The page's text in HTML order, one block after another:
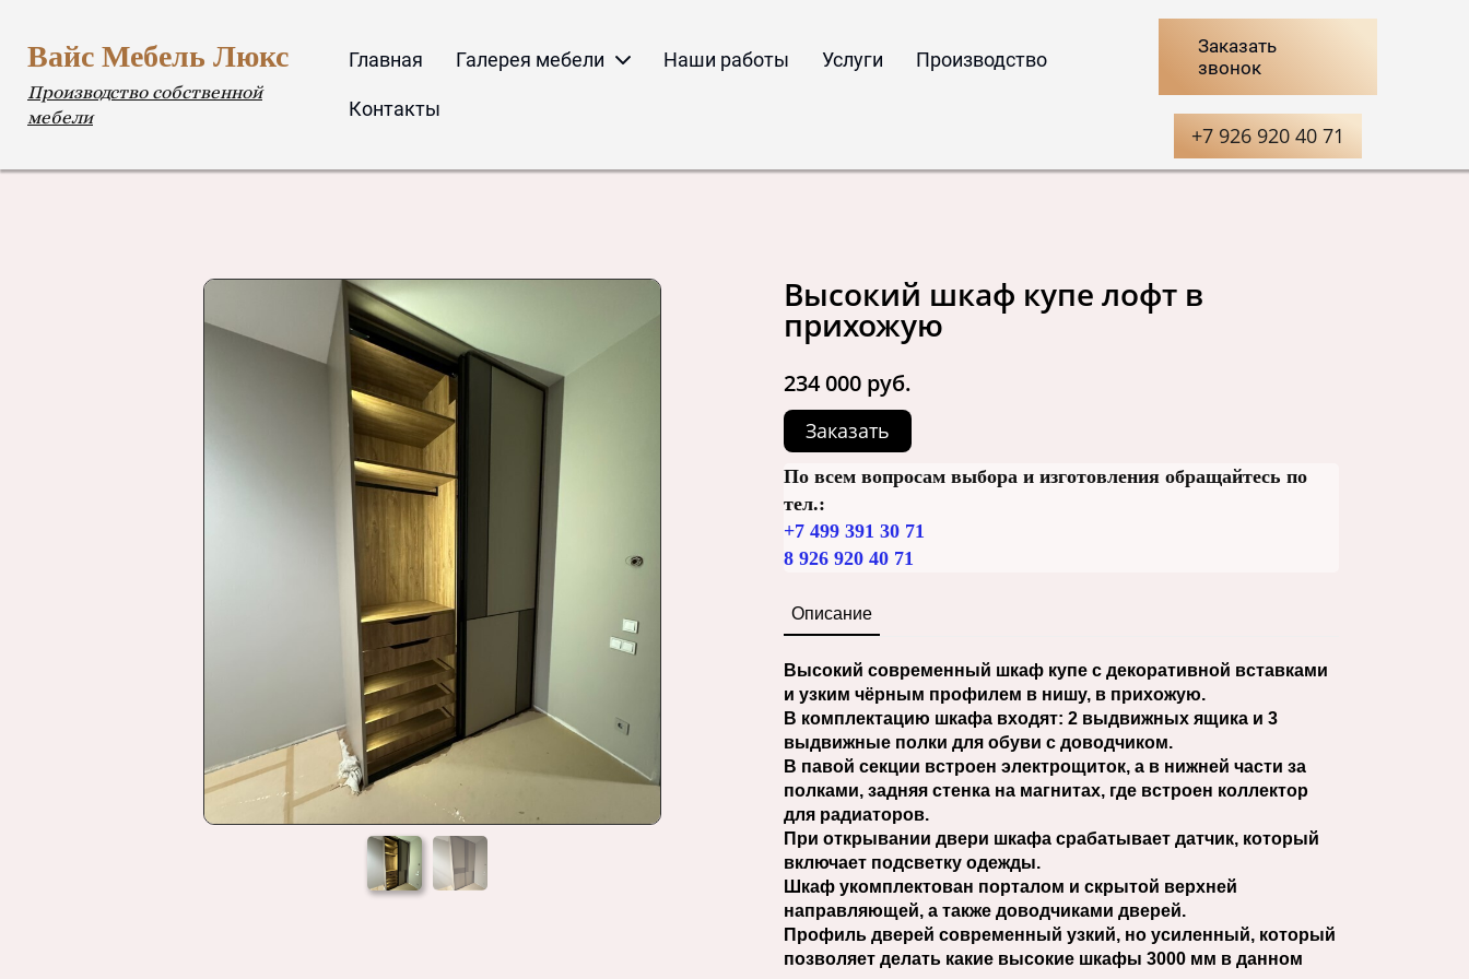
Вайс Мебель Люкс
Производство собственной
мебели
Главная Галерея мебели Наши работы Услуги Производство
Контакты
Заказать
звонок
+7 926 920 40 71
Высокий шкаф купе лофт в
прихожую
234 000 руб.
Заказать
По всем вопросам выбора и изготовления обращайтесь по
тел.:
+7 499 391 30 71
8 926 920 40 71
Описание
Высокий современный шкаф купе с декоративной вставками
и узким чёрным профилем в нишу, в прихожую.
В комплектацию шкафа входят: 2 выдвижных ящика и 3
выдвижные полки для обуви с доводчиком.
В павой секции встроен электрощиток, а в нижней части за
полками, задняя стенка на магнитах, где встроен коллектор
для радиаторов.
При открывании двери шкафа срабатывает датчик, который
включает подсветку одежды.
Шкаф укомплектован порталом и скрытой верхней
направляющей, а также доводчиками дверей.
Профиль дверей современный узкий, но усиленный, который
позволяет делать какие высокие шкафы 3000 мм в данном